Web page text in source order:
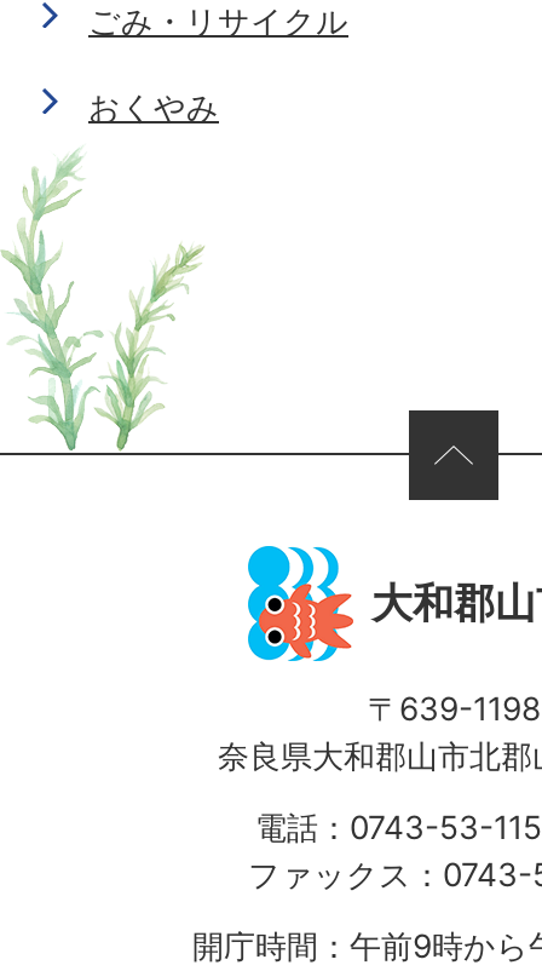
ごみ・リサイクル
おくやみ
ページの先頭へ
大和郡
〒639-1198
奈良県大和郡山市北
電話：0743-53-
ファックス：
開庁時間：午前9時か